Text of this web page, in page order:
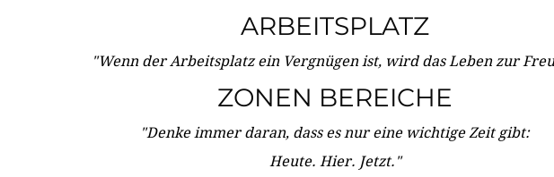
ARBEITSPLATZ
"Wenn der Arbeitsplatz ein Vergnügen ist, wird das Leben zur
ZONEN BEREICHE
"Denke immer daran, dass es nur eine wichtige Zeit gibt:
Heute. Hier. Jetzt."